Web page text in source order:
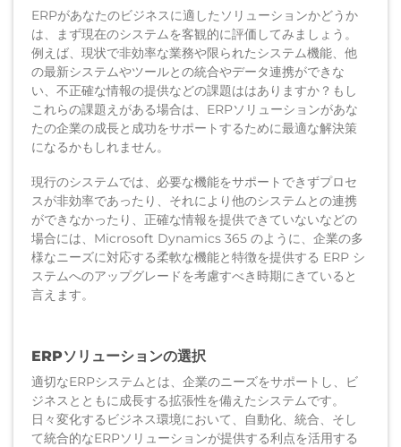
ERPがあなたのビジネスに適したソリューションかどうか
は、まず現在のシステムを客観的に評価してみましょう。
例えば、現状で非効率な業務や限られたシステム機能、他
の最新システムやツールとの統合やデータ連携ができな
い、不正確な情報の提供などの課題ははありますか？もし
これらの課題えがある場合は、ERPソリューションがあな
たの企業の成長と成功をサポートするために最適な解決策
になるかもしれません。
現行のシステムでは、必要な機能をサポートできずプロセ
スが非効率であったり、それにより他のシステムとの連携
ができなかったり、正確な情報を提供できていないなどの
場合には、Microsoft Dynamics 365 のように、企業の多
様なニーズに対応する柔軟な機能と特徴を提供する ERP シ
ステムへのアップグレードを考慮すべき時期にきていると
言えます。
ERPソリューションの選択
適切なERPシステムとは、企業のニーズをサポートし、ビ
ジネスとともに成長する拡張性を備えたシステムです。
日々変化するビジネス環境において、自動化、統合、そし
て統合的なERPソリューションが提供する利点を活用する